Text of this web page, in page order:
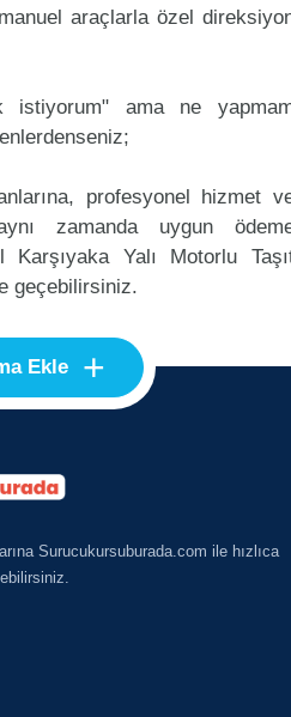
araçlarla özel
istiyorum" ama ne
profesyonel hizmet
zamanda uygun
Yalı Motorlu
geçebilirsiniz.
Ekle +
Surucukursuburada.com ile hızlıca